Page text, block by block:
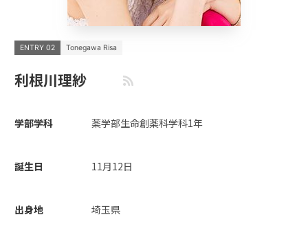
ENTRY 02 Tonegawa Risa
利根川理紗
学部学科 薬学部生命創薬科学科1年
誕生日 11月12日
出身地 埼玉県